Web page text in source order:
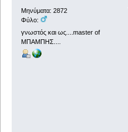
Μηνύματα: 2872
Φύλο:
γνωστός και ως....master of
ΜΠΑΜΠΗΣ....